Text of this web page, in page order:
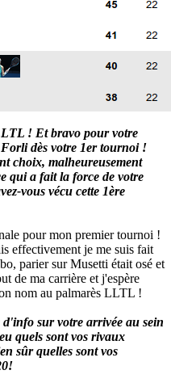
! Et bravo pour votre
dès votre 1er tournoi !
choix, malheureusement
qui a fait la force de votre
vous vécu cette 1ère
pour mon premier tournoi !
effectivement je me suis fait
parier sur Musetti était osé et
de ma carrière et j'espère
nom au palmarès LLTL !
sur votre arrivée au sein
quels sont vos rivaux
sûr quelles sont vos